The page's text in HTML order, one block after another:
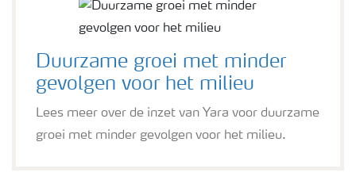
Duurzame groei met minder
gevolgen voor het milieu
Lees meer over de inzet van Yara voor duurzame
groei met minder gevolgen voor het milieu.